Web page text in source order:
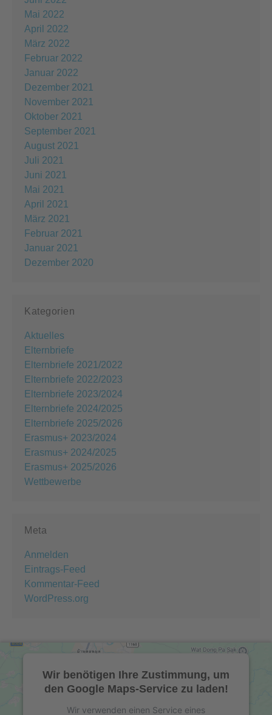
Mai 2022
April 2022
März 2022
Februar 2022
Januar 2022
Dezember 2021
November 2021
Oktober 2021
September 2021
August 2021
Juli 2021
Juni 2021
Mai 2021
April 2021
März 2021
Februar 2021
Januar 2021
Dezember 2020
Kategorien
Aktuelles
Elternbriefe
Elternbriefe 2021/2022
Elternbriefe 2022/2023
Elternbriefe 2023/2024
Elternbriefe 2024/2025
Elternbriefe 2025/2026
Erasmus+ 2023/2024
Erasmus+ 2024/2025
Erasmus+ 2025/2026
Wettbewerbe
Meta
Anmelden
Eintrags-Feed
Kommentar-Feed
WordPress.org
Wir benötigen Ihre Zustimmung, um
den Google Maps-Service zu laden!
Wir verwenden einen Service eines